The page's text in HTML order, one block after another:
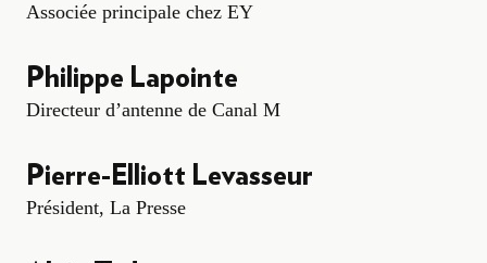
Associée principale chez EY
Philippe Lapointe
Directeur d’antenne de Canal M
Pierre-Elliott Levasseur
Président, La Presse